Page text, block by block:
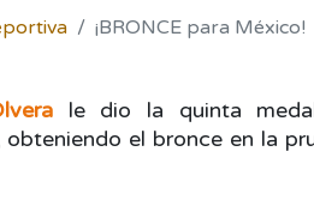
¡BRONCE para México!
le dio la quinta
obteniendo el bronce en la